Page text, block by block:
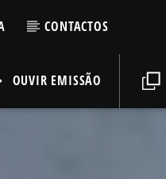
CONTACTOS
OUVIR EMISSÃO